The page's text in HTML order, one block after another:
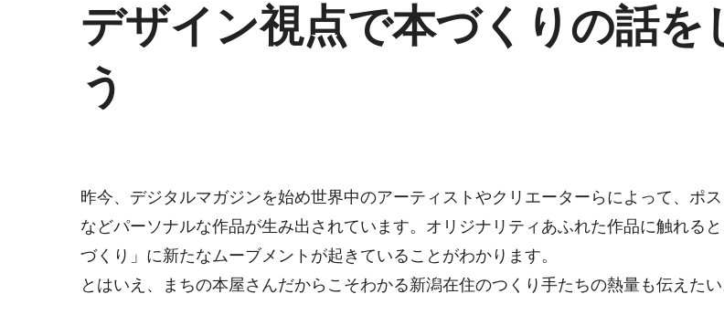
デザイン視点で本づくりの話を
う
昨今、デジタルマガジンを始め世界中のアーティストやクリエーターらによって、ポ
などパーソナルな作品が生み出されています。オリジナリティあふれた作品に触れる
づくり」に新たなムーブメントが起きていることがわかります。
とはいえ、まちの本屋さんだからこそわかる新潟在住のつくり手たちの熱量も伝えたい